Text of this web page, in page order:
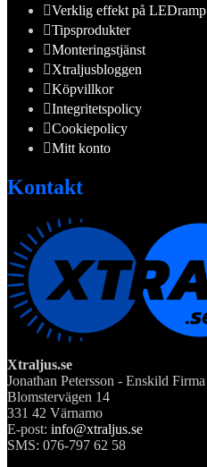
Verklig effekt på LEDramp
Tipsprodukter
Monteringstjänst
Xtraljusbloggen
Köpvillkor
Integritetspolicy
Cookiepolicy
Mitt konto
Kontakt
Xtraljus.se
Jonathan Petersson - Enskild Firma
Blomstervägen 14
331 42 Värnamo
E-post: info@xtraljus.se
SMS: 076-797 62 58